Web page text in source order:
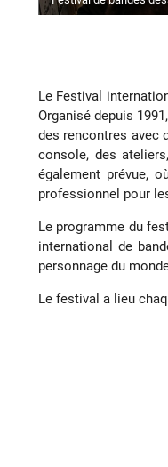
Le Festival
Organisé depuis
des rencontres avec
console, des
également prévue,
professionnel pour
Le programme du
international de
personnage du
Le festival a lieu